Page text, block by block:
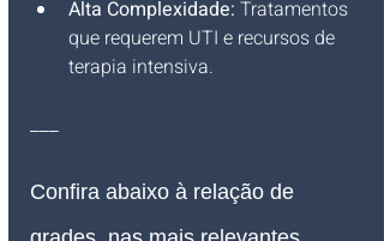
Alta Complexidade: Tratamentos
que requerem UTI e recursos de
terapia intensiva.
___
Confira abaixo à relação de